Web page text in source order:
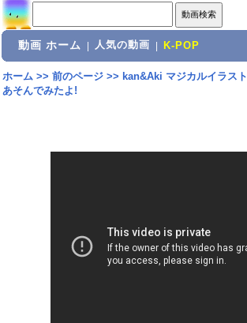
動画 ホーム 人気の動画 K-POP
ホーム>> 前のページ>> kan&Aki マジカルイラス
あそんでみたよ!